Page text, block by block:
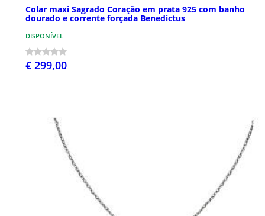
Colar maxi Sagrado Coração em prata 925 com banho
dourado e corrente forçada Benedictus
DISPONÍVEL
€ 299,00